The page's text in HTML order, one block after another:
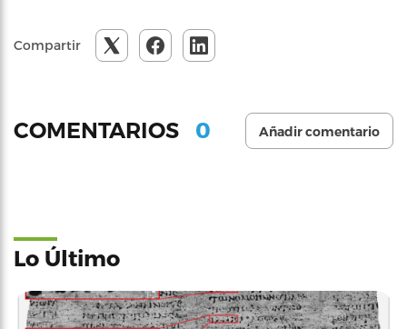
Compartir
COMENTARIOS 0 Añadir comentario
Lo Último